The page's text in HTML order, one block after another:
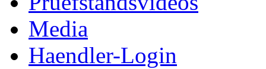
Media
Haendler-Login